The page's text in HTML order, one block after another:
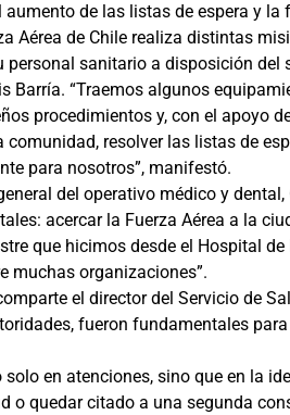
de las listas de espera y
Aérea de Chile realiza distintas
personal sanitario a disposición
Barría. “Traemos algunos
procedimientos y, con el apoyo
comunidad, resolver las listas de
para nosotros”, manifestó.
del operativo médico y
acercar la Fuerza Aérea a la
que hicimos desde el Hospital
muchas organizaciones”.
el director del Servicio de
fueron fundamentales
en atenciones, sino que en la
o quedar citado a una segunda